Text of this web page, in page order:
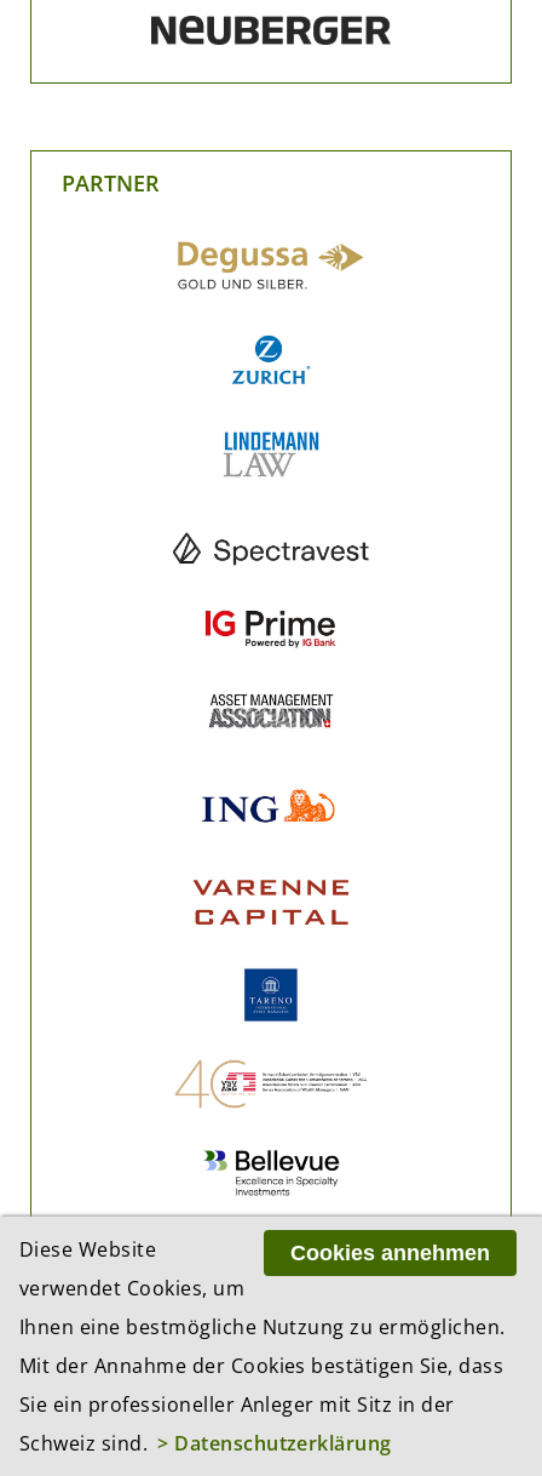
PARTNER
Cookies annehmen
Diese Website
verwendet Cookies, um
Ihnen eine bestmögliche Nutzung zu ermöglichen.
Mit der Annahme der Cookies bestätigen Sie, dass
Sie ein professioneller Anleger mit Sitz in der
Schweiz sind. > Datenschutzerklärung